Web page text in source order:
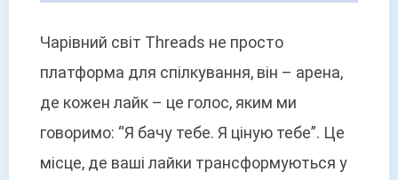
Чарівний світ Threads не просто
платформа для спілкування, він – арена,
де кожен лайк – це голос, яким ми
говоримо: “Я бачу тебе. Я ціную тебе”. Це
місце, де ваші лайки трансформуються у